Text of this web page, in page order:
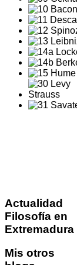
Actualidad
Filosofía en
Extremadura
Mis otros